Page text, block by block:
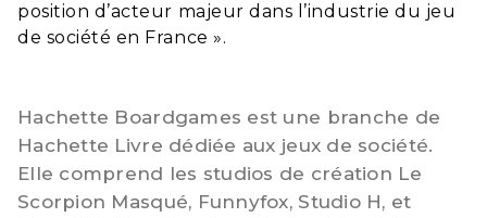
position d’acteur majeur dans l’industrie du jeu
de société en France ».
Hachette Boardgames est une branche de
Hachette Livre dédiée aux jeux de société.
Elle comprend les studios de création Le
Scorpion Masqué, Funnyfox, Studio H, et